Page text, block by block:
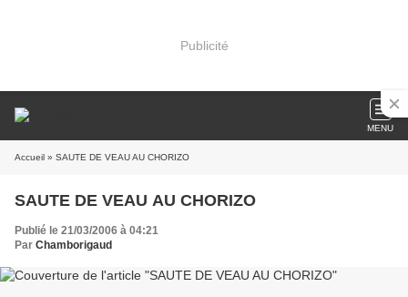
Publicité
MENU
Accueil » SAUTE DE VEAU AU CHORIZO
SAUTE DE VEAU AU CHORIZO
Publié le 21/03/2006 à 04:21
Par Chamborigaud